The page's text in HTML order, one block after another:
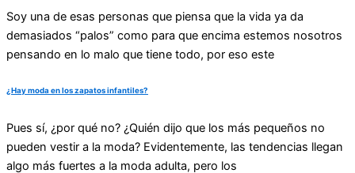
Soy una de esas personas que piensa que la vida ya da
demasiados “palos” como para que encima estemos nosotros
pensando en lo malo que tiene todo, por eso este
¿Hay moda en los zapatos infantiles?
Pues sí, ¿por qué no? ¿Quién dijo que los más pequeños no
pueden vestir a la moda? Evidentemente, las tendencias llegan
algo más fuertes a la moda adulta, pero los